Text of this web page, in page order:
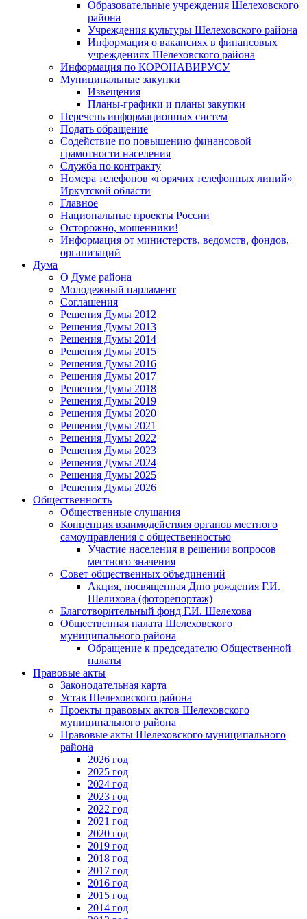
Образовательные учреждения Шелеховского
района
Учреждения культуры Шелеховского района
Информация о вакансиях в финансовых
учреждениях Шелеховского района
Информация по КОРОНАВИРУСУ
Муниципальные закупки
Извещения
Планы-графики и планы закупки
Перечень информационных систем
Подать обращение
Содействие по повышению финансовой
грамотности населения
Служба по контракту
Номера телефонов «горячих телефонных линий»
Иркутской области
Главное
Национальные проекты России
Осторожно, мошенники!
Информация от министерств, ведомств, фондов,
организаций
Дума
О Думе района
Молодежный парламент
Соглашения
Решения Думы 2012
Решения Думы 2013
Решения Думы 2014
Решения Думы 2015
Решения Думы 2016
Решения Думы 2017
Решения Думы 2018
Решения Думы 2019
Решения Думы 2020
Решения Думы 2021
Решения Думы 2022
Решения Думы 2023
Решения Думы 2024
Решения Думы 2025
Решения Думы 2026
Общественность
Общественные слушания
Концепция взаимодействия органов местного
самоуправления с общественностью
Участие населения в решении вопросов
местного значения
Совет общественных объединений
Акция, посвященная Дню рождения Г.И.
Шелихова (фоторепортаж)
Благотворительный фонд Г.И. Шелехова
Общественная палата Шелеховского
муниципального района
Обращение к председателю Общественной
палаты
Правовые акты
Законодательная карта
Устав Шелеховского района
Проекты правовых актов Шелеховского
муниципального района
Правовые акты Шелеховского муниципального
района
2026 год
2025 год
2024 год
2023 год
2022 год
2021 год
2020 год
2019 год
2018 год
2017 год
2016 год
2015 год
2014 год